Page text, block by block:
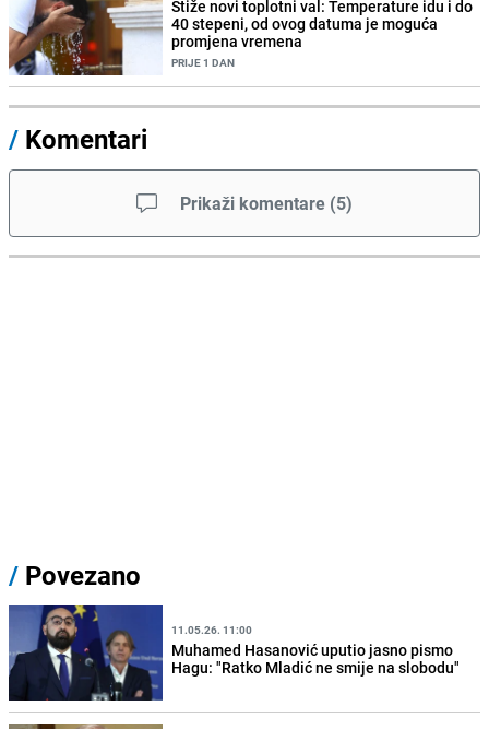
Stiže novi toplotni val: Temperature idu i do
40 stepeni, od ovog datuma je moguća
promjena vremena
PRIJE 1 DAN
/ Komentari
Prikaži komentare (5)
/ Povezano
11.05.26. 11:00
Muhamed Hasanović uputio jasno pismo
Hagu: "Ratko Mladić ne smije na slobodu"